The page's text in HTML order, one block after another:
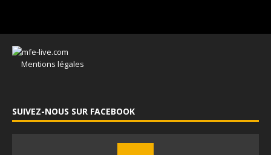
Mentions légales
SUIVEZ-NOUS SUR FACEBOOK